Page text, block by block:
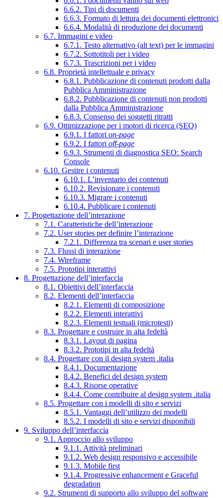
6.6.2. Tipi di documenti
6.6.3. Formato di lettura dei documenti elettronici
6.6.4. Modalità di produzione dei documenti
6.7. Immagini e video
6.7.1. Testo alternativo (alt text) per le immagini
6.7.2. Sottotitoli per i video
6.7.3. Trascrizioni per i video
6.8. Proprietà intellettuale e privacy
6.8.1. Pubblicazione di contenuti prodotti dalla
Pubblica Amministrazione
6.8.2. Pubblicazione di contenuti non prodotti
dalla Pubblica Amministrazione
6.8.3. Consenso dei soggetti ritratti
6.9. Ottimizzazione per i motori di ricerca (SEO)
6.9.1. I fattori on-page
6.9.2. I fattori off-page
6.9.3. Strumenti di diagnostica SEO: Search
Console
6.10. Gestire i contenuti
6.10.1. L’inventario dei contenuti
6.10.2. Revisionare i contenuti
6.10.3. Migrare i contenuti
6.10.4. Pubblicare i contenuti
7. Progettazione dell’interazione
7.1. Caratteristiche dell’interazione
7.2. User stories per definire l’interazione
7.2.1. Differenza tra scenari e user stories
7.3. Flussi di interazione
7.4. Wireframe
7.5. Prototipi interattivi
8. Progettazione dell’interfaccia
8.1. Obiettivi dell’interfaccia
8.2. Elementi dell’interfaccia
8.2.1. Elementi di composizione
8.2.2. Elementi interattivi
8.2.3. Elementi testuali (microtesti)
8.3. Progettare e costruire in alta fedeltà
8.3.1. Layout di pagina
8.3.2. Prototipi in alta fedeltà
8.4. Progettare con il design system .italia
8.4.1. Documentazione
8.4.2. Benefici del design system
8.4.3. Risorse operative
8.4.4. Come contribuire al design system .italia
8.5. Progettare con i modelli di sito e servizi
8.5.1. Vantaggi dell’utilizzo dei modelli
8.5.2. I modelli di sito e servizi disponibili
9. Sviluppo dell’interfaccia
9.1. Approccio allo sviluppo
9.1.1. Attività preliminari
9.1.2. Web design responsivo e accessibile
9.1.3. Mobile first
9.1.4. Progressive enhancement e Graceful
degradation
9.2. Strumenti di supporto allo sviluppo del software